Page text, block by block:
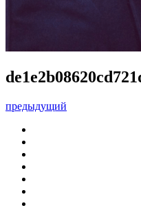
предыдущий